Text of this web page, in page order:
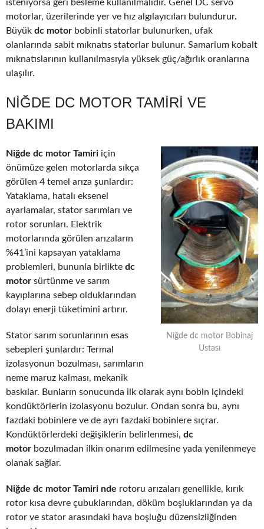
isteniyorsa geri besleme kullanılmalıdır. Genel DC servo
motorlar, üzerilerinde yer ve hız algılayıcıları bulundurur.
Büyük dc motor bobinli statorlar bulunurken, ufak
olanlarında sabit mıknatıs statorlar bulunur. Samarium kobalt
mıknatıslarının kullanılmasıyla yüksek güç/ağırlık oranlarına
ulaşılır.
NIĞDE DC MOTOR TAMIRI VE
BAKIMI
Niğde dc motor Bobinaj
Ustası
Niğde dc motor Tamiri için
önümüze gelen motorlarda sıkça
görülen 4 temel arıza şunlardır:
Yataklama, hatalı eksenel
ayarlamalar, stator sarımları ve
rotor sorunları. Elektrik
motorlarında görülen arızaların
%41’ini kapsayan yataklama
problemleri, bununla birlikte dc
motor sürtünme ve sarım
kayıplarına sebep olduklarından
dolayı enerji tüketimini artırır.
Stator sarım sorunlarının esas
sebepleri şunlardır: Termal
izolasyonun bozulması, sarımların
neme maruz kalması, mekanik
baskılar. Bunların sonucunda ilk olarak aynı bobin içindeki
kondüktörlerin izolasyonu bozulur. Ondan sonra bu, aynı
fazdaki bobinlere ve de ayrı fazdaki bobinlere sıçrar.
Kondüktörlerdeki değişiklerin belirlenmesi, dc
motor bozulmadan ilkin onarım edilmesine yada yenilenmeye
olanak sağlar.
Niğde dc motor Tamiri nde rotoru arızaları genellikle, kırık
rotor kısa devre çubuklarından, döküm boşluklarından ya da
rotor ve stator arasındaki hava boşluğu düzensizliğinden